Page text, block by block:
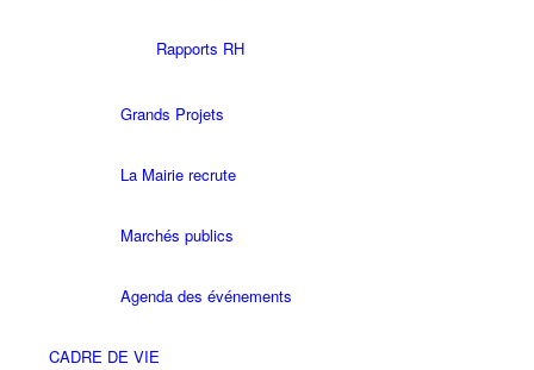
Rapports RH
Grands Projets
La Mairie recrute
Marchés publics
Agenda des événements
CADRE DE VIE